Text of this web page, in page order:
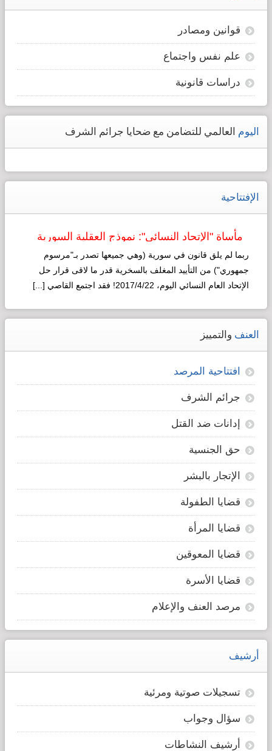
قوانين ومصادر
علم نفس واجتماع
دراسات قانونية
اليوم العالمي للتضامن مع ضحايا جرائم الشرف
الإفتتاحية
مأساة "الإتحاد النسائي": نموذج العقلية السورية
لـ"التطوير"!
ربما لم يلق قانون في سورية (وهي جميعها تصدر بـ"مرسوم
جمهوري") من التأييد المغلف بالسخرية قدر ما لاقى قرار حل
الإتحاد العام النسائي اليوم، 2017/4/22! فقد اجتمع القاصي [...]
Read more...
العنف والتمييز
افتتاحية المرصد
جرائم الشرف
إدانات ضد القتل
حق الجنسية
الإتجار بالبشر
قضايا الطفولة
قضايا المرأة
قضايا المعوقين
قضايا الأسرة
مرصد العنف والإعلام
أرشيف
تسجيلات صوتية ومرئية
سؤال وجواب
أرشيف النشاطات